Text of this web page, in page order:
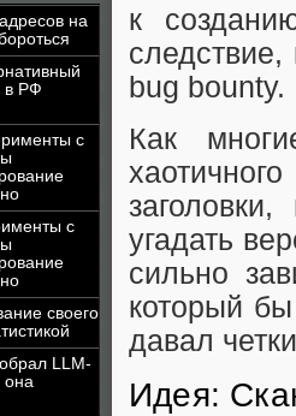
на
в РФ
с
с
своего
LLM-
она
к
bug bounty.
Как
угадать
сильно
который
давал
Идея: